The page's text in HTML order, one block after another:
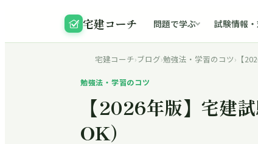
宅建コーチ 問題で学ぶ 試験情報
宅建コーチ›ブログ›勉強法・学習のコツ› 【
勉強法・学習のコツ
【2026年版】宅建
OK）